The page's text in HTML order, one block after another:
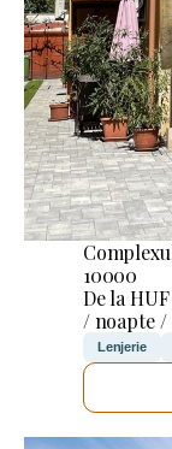
10000
De la HUF
/ noapte /
Lenjerie